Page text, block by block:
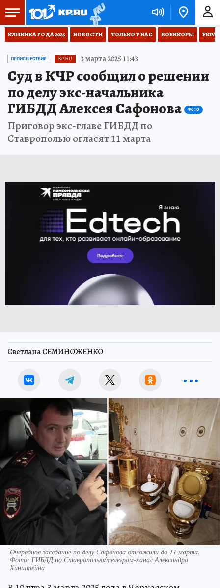
КЛИНИКА ГОДА 2026 НОВОСТИ ТОЛЬКО У НАС ВОЕНКОРЫ
ПРОИСШЕСТВИЯ KP.RU 3 марта 2025 11:43
Суд в КЧР сообщил о решении
по делу экс-начальника
ГИБДД Алексея Сафонова
ФОТО
Приговор экс-главе ГИБДД по
Ставрополью огласят 11 марта
Светлана СЕМИНОЖЕНКО
Очередное заседание по делу Сафонова отложили до 11 марта.
Фото: ГИБДД по Ставрополью/телеграм-канал Александра
Хинштейна